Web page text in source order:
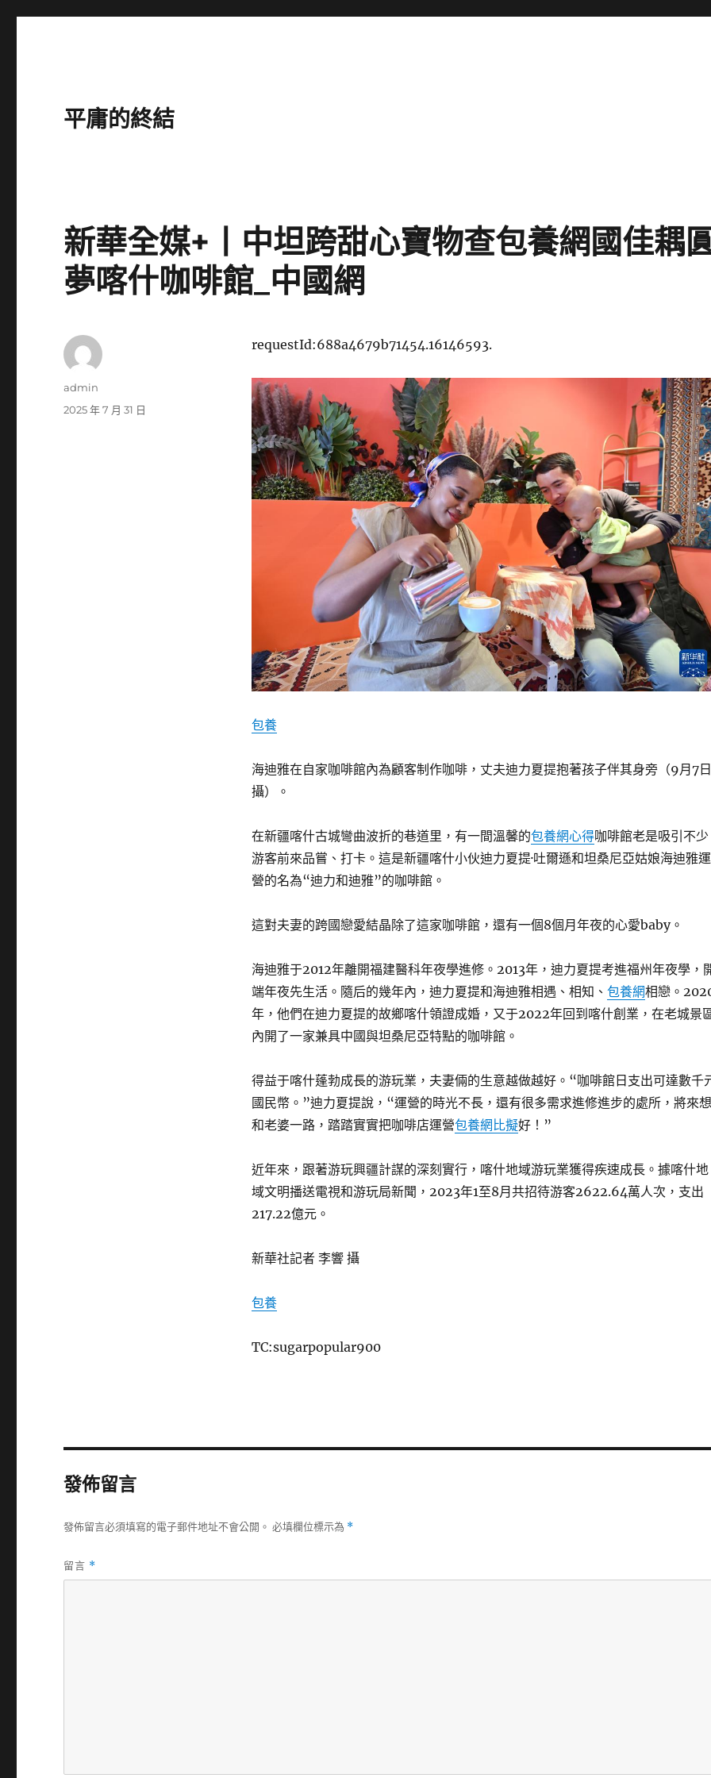
平庸的終結
新華全媒+丨中坦跨甜心寶物查包養網國佳耦
夢喀什咖啡館_中國網
requestId:688a4679b71454.16146593.
包養
海迪雅在自家咖啡館內為顧客制作咖啡，丈夫迪力夏提抱著孩子伴其身旁（9月7日
攝）。
在新疆喀什古城彎曲波折的巷道里，有一間溫馨的包養網心得咖啡館老是吸引不少
游客前來品嘗、打卡。這是新疆喀什小伙迪力夏提·吐爾遜和坦桑尼亞姑娘海迪雅運
營的名為“迪力和迪雅”的咖啡館。
這對夫妻的跨國戀愛結晶除了這家咖啡館，還有一個8個月年夜的心愛baby。
海迪雅于2012年離開福建醫科年夜學進修。2013年，迪力夏提考進福州年夜學，
端年夜先生活。隨后的幾年內，迪力夏提和海迪雅相遇、相知、 包養網相戀。
年，他們在迪力夏提的故鄉喀什領證成婚，又于2022年回到喀什創業，在老城景
內開了一家兼具中國與坦桑尼亞特點的咖啡館。
得益于喀什蓬勃成長的游玩業，夫妻倆的生意越做越好。“咖啡館日支出可達數千
國民幣。”迪力夏提說，“運營的時光不長，還有很多需求進修進步的處所，將來想
和老婆一路，踏踏實實把咖啡店運營包養網比擬好！”
近年來，跟著游玩興疆計謀的深刻實行，喀什地域游玩業獲得疾速成長。據喀什地
域文明播送電視和游玩局新聞，2023年1至8月共招待游客2622.64萬人次，支出
217.22億元。
新華社記者 李響 攝
包養
TC:sugarpopular900
作
admin
發
2025 年 7 月 31 日
發佈留言
發佈留言必須填寫的電子郵件地址不會公開。 必填欄位標示為 *
留言 *